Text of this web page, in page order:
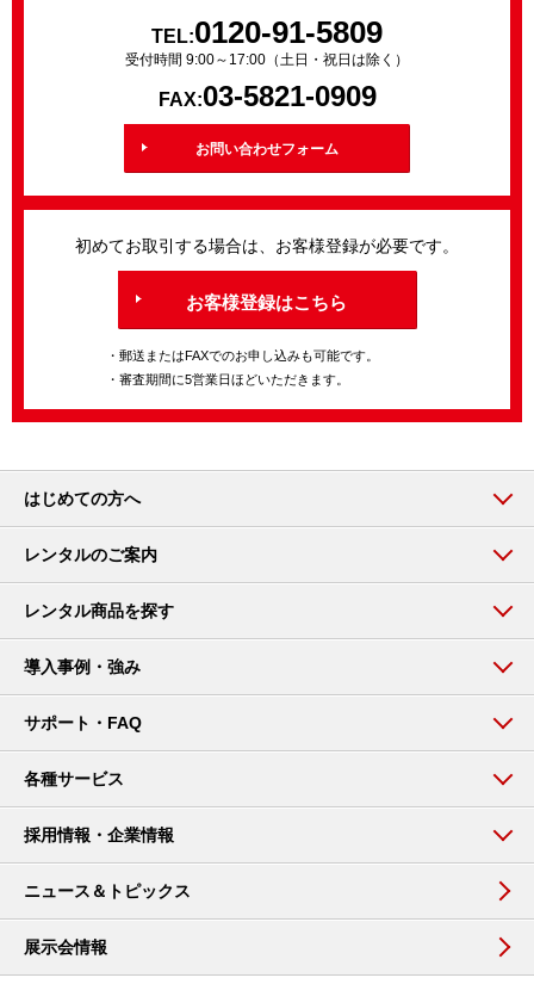
TEL:0120-91-5809
受付時間 9:00～17:00（土日・祝日は除く）
FAX:03-5821-0909
お問い合わせフォーム
初めてお取引する場合は、お客様登録が必要です。
お客様登録はこちら
・郵送またはFAXでのお申し込みも可能です。
・審査期間に5営業日ほどいただきます。
はじめての方へ
レンタルのご案内
レンタル商品を探す
導入事例・強み
サポート・FAQ
各種サービス
採用情報・企業情報
ニュース＆トピックス
展示会情報